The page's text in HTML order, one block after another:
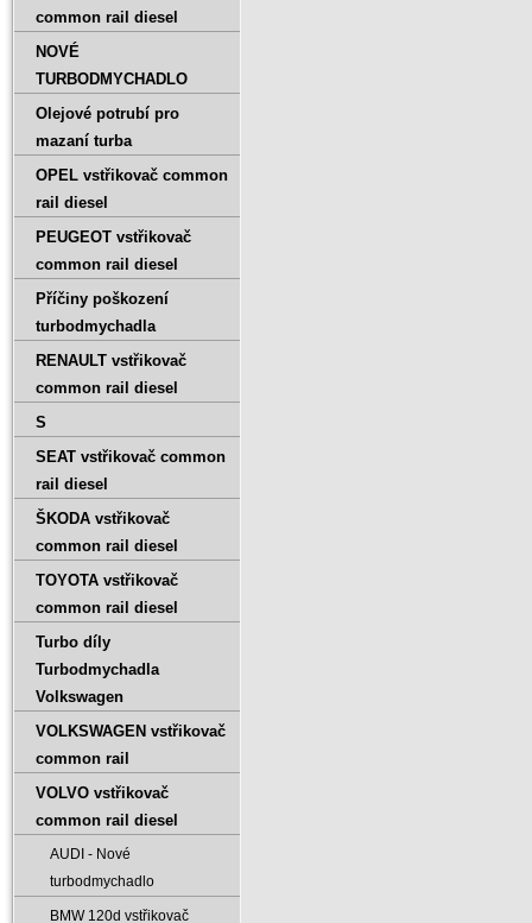
common rail diesel
NOVÉ
TURBODMYCHADLO
Olejové potrubí pro
mazaní turba
OPEL vstřikovač common
rail diesel
PEUGEOT vstřikovač
common rail diesel
Příčiny poškození
turbodmychadla
RENAULT vstřikovač
common rail diesel
S
SEAT vstřikovač common
rail diesel
ŠKODA vstřikovač
common rail diesel
TOYOTA vstřikovač
common rail diesel
Turbo díly
Turbodmychadla
Volkswagen
VOLKSWAGEN vstřikovač
common rail
VOLVO vstřikovač
common rail diesel
AUDI - Nové
turbodmychadlo
BMW 120d vstřikovač